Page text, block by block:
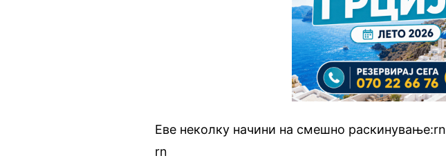
Еве неколку начини на смешно раскинување:rn
rn